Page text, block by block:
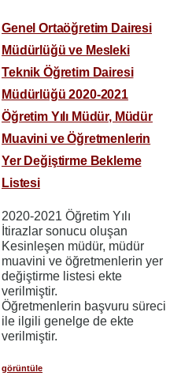
Genel Ortaöğretim Dairesi
Müdürlüğü ve Mesleki
Teknik Öğretim Dairesi
Müdürlüğü 2020-2021
Öğretim Yılı Müdür, Müdür
Muavini ve Öğretmenlerin
Yer Değiştirme Bekleme
Listesi
2020-2021 Öğretim Yılı
İtirazlar sonucu oluşan
Kesinleşen müdür, müdür
muavini ve öğretmenlerin yer
değiştirme listesi ekte
verilmiştir.
Öğretmenlerin başvuru süreci
ile ilgili genelge de ekte
verilmiştir.
görüntüle